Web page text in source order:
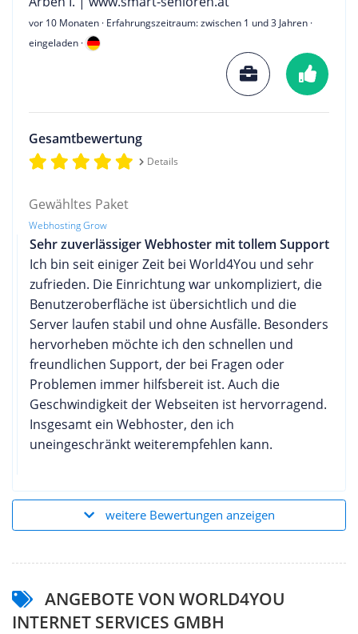
vor 10 Monaten · Erfahrungszeitraum: zwischen 1 und 3 Jahren ·
eingeladen ·
Gesamtbewertung
Details
Gewähltes Paket
Webhosting Grow
Sehr zuverlässiger Webhoster mit tollem Support
Ich bin seit einiger Zeit bei World4You und sehr
zufrieden. Die Einrichtung war unkompliziert, die
Benutzeroberfläche ist übersichtlich und die
Server laufen stabil und ohne Ausfälle. Besonders
hervorheben möchte ich den schnellen und
freundlichen Support, der bei Fragen oder
Problemen immer hilfsbereit ist. Auch die
Geschwindigkeit der Webseiten ist hervorragend.
Insgesamt ein Webhoster, den ich
uneingeschränkt weiterempfehlen kann.
weitere Bewertungen anzeigen
ANGEBOTE VON WORLD4YOU
INTERNET SERVICES GMBH